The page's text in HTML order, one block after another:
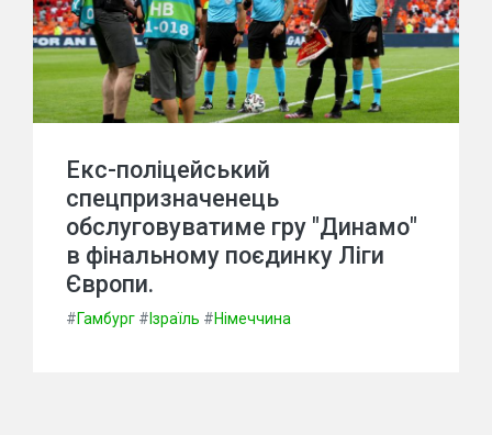
Екс-поліцейський
спецпризначенець
обслуговуватиме гру "Динамо"
в фінальному поєдинку Ліги
Європи.
#Гамбург # Ізраїль #Німеччина